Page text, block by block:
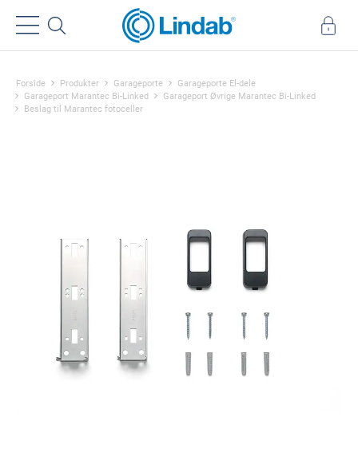
Forside Produkter Garageporte
Garageporte El-dele
Garageport Marantec Bi-Linked
Garageport Øvrige Marantec Bi-Linked
Beslag til Marantec fotoceller